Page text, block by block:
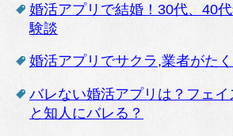
婚活アプリで結婚！30代、40
験談
婚活アプリでサクラ,業者がた
バレない婚活アプリは？フェイ
と知人にバレる？